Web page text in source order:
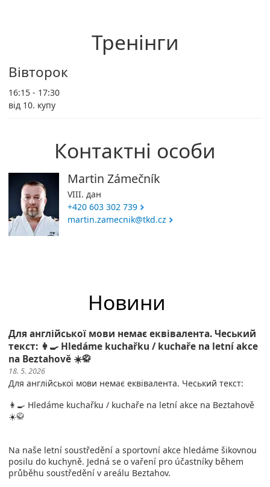
Тренінги
Вівторок
16:15 - 17:30
від 10. купу
Контактні особи
Martin Zámečník
VIII. дан
+420 603 302 739
martin.zamecnik@tkd.cz
Новини
Для англійської мови немає еквівалента. Чеський
текст: 👩‍🍳 Hledáme kuchařku / kuchaře na letní akce
na Beztahově ☀️🥋
18. 5. 2026
Для англійської мови немає еквівалента. Чеський текст:
👩‍🍳 Hledáme kuchařku / kuchaře na letní akce na Beztahově
☀️🥋
Na naše letní soustředění a sportovní akce hledáme šikovnou
posilu do kuchyně. Jedná se o vaření pro účastníky během
průběhu soustředění v areálu Beztahov.